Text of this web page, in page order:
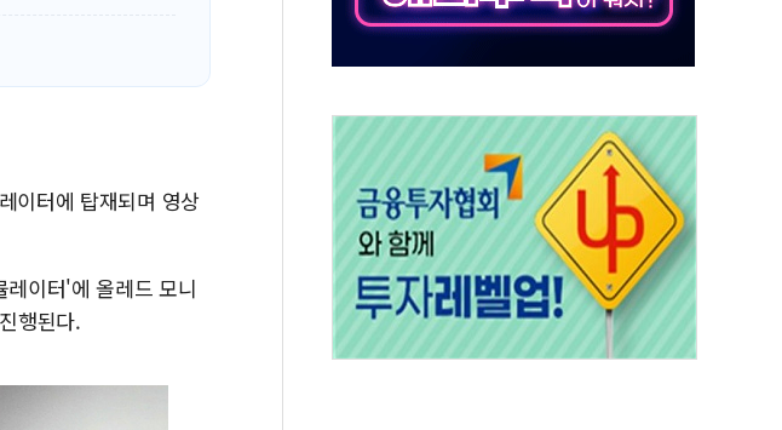
력 피해자 보호단체, 경찰수사개혁위에 보완수사권 폐지 우려 전달
이터에 탑재되며 영상
이터'에 올레드 모니
행된다.